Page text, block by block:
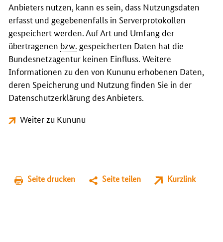
Anbieters nutzen, kann es sein, dass Nutzungsdaten
erfasst und gegebenenfalls in Serverprotokollen
gespeichert werden. Auf Art und Umfang der
übertragenen bzw. gespeicherten Daten hat die
Bundesnetzagentur keinen Einfluss. Weitere
Informationen zu den von Kununu erhobenen Daten,
deren Speicherung und Nutzung finden Sie in der
Datenschutzerklärung des Anbieters.
Weiter zu Kununu
Seite drucken Seite teilen Kurzlink